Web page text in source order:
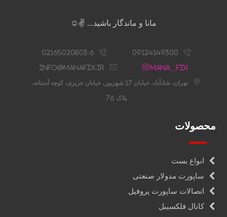
مانا و ماندگار باشید... ✌️☺️
09124149300
02165020803-6
Mana__fix
info@manafix.ir
تهران، شادآباد، خیابان 17 شهریور، خیابان عزیزی، کوچه آستانه،
پلاک 76
محصولات
انواع بست
ساپورت مدولار صنعتی
اتصالات ساپورت پروفیل
کانال فلکسیبل